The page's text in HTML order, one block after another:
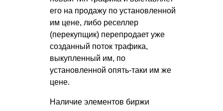
его на продажу по установленной
им цене, либо реселлер
(перекупщик) перепродает уже
созданный поток трафика,
выкупленный им, по
установленной опять-таки им же
цене.
Наличие элементов биржи